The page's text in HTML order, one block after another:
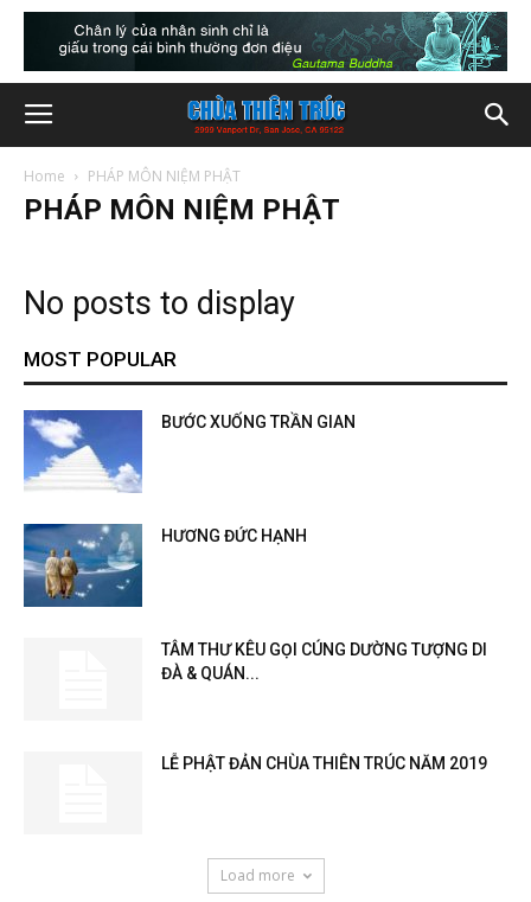
Home PHÁP MÔN NIỆM PHẬT
PHÁP MÔN NIỆM PHẬT
No posts to display
MOST POPULAR
BƯỚC XUỐNG TRẦN GIAN
HƯƠNG ĐỨC HẠNH
TÂM THƯ KÊU GỌI CÚNG DƯỜNG TƯỢNG DI
ĐÀ & QUÁN...
LỄ PHẬT ĐẢN CHÙA THIÊN TRÚC NĂM 2019
Load more